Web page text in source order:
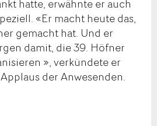
hatte, erwähnte er auch
«Er macht heute das,
gemacht hat. Und er
damit, die 39. Höfner
», verkündete er
der Anwesenden.